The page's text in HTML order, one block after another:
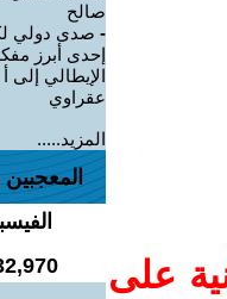
على
صالح
- صدى دولي
إحدى أبرز
الإيطالي إلى
عقراوي
المزيد.....